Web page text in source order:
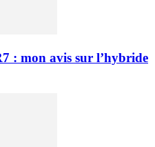
: mon avis sur l’hybride